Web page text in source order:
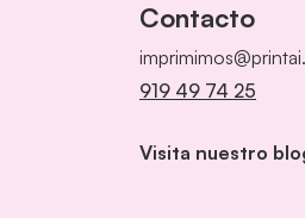
Contacto
919 49 74 25
Visita nuestro